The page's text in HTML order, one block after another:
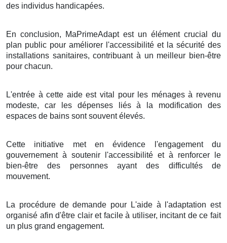
des individus handicapées.
En conclusion, MaPrimeAdapt est un élément crucial du
plan public pour améliorer l'accessibilité et la sécurité des
installations sanitaires, contribuant à un meilleur bien-être
pour chacun.
L'entrée à cette aide est vital pour les ménages à revenu
modeste, car les dépenses liés à la modification des
espaces de bains sont souvent élevés.
Cette initiative met en évidence l'engagement du
gouvernement à soutenir l'accessibilité et à renforcer le
bien-être des personnes ayant des difficultés de
mouvement.
La procédure de demande pour L'aide à l'adaptation est
organisé afin d'être clair et facile à utiliser, incitant de ce fait
un plus grand engagement.